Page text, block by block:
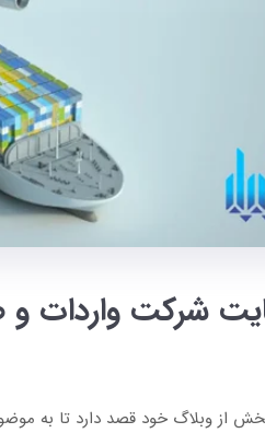
شرکت واردات و
از وبلاگ خود قصد دارد تا به